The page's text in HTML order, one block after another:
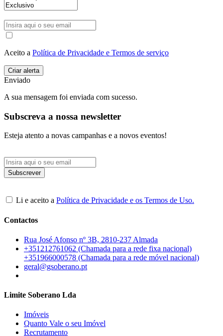
Aceito a Política de Privacidade e Termos de serviço
Enviado
A sua mensagem foi enviada com sucesso.
Subscreva a nossa newsletter
Esteja atento a novas campanhas e a novos eventos!
Li e aceito a Política de Privacidade e os Termos de Uso.
Contactos
Rua José Afonso nº 3B, 2810-237 Almada
+351212761062 (Chamada para a rede fixa nacional)
+351966000578 (Chamada para a rede móvel nacional)
geral@gsoberano.pt
Limite Soberano Lda
Imóveis
Quanto Vale o seu Imóvel
Recrutamento